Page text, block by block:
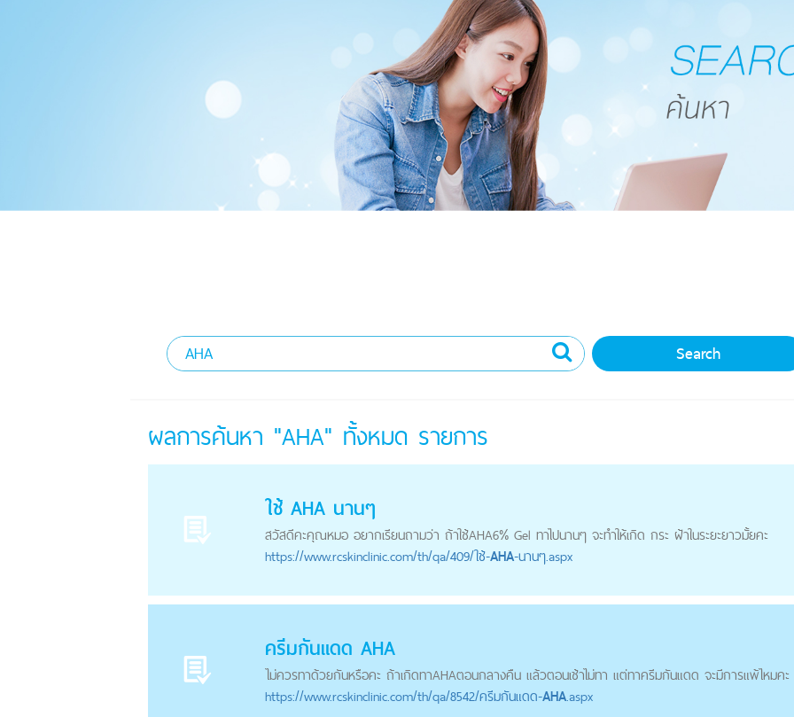
ผลการค้นหา "AHA" ทั้งหมด รายการ
ใช้ AHAนานๆ
สวัสดีคะคุณหมอ อยากเรียนถามว่า ถ้าใช้AHA6% Gel ทาไปนานๆ จะทำให้เกิด กระ ฝ้าในระยะยาวมั้ยคะ
https://www.rcskinclinic.com/th/qa/409/ใช้-AHA-นานๆ.aspx
ครีมกันแดด AHA
ไม่ควรทาด้วยกันหรือคะ ถ้าเกิดทาAHAตอนกลางคืน แล้วตอนเช้าไม่ทา แต่ทาครีมกันแดด จะมีการแพ้ไหมคะ
https://www.rcskinclinic.com/th/qa/8542/ครีมกันแดด-AHA.aspx